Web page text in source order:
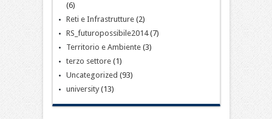
(6)
Reti e Infrastrutture(2)
RS_futuropossibile2014(7)
Territorio e Ambiente(3)
terzo settore(1)
Uncategorized (93)
university(13)